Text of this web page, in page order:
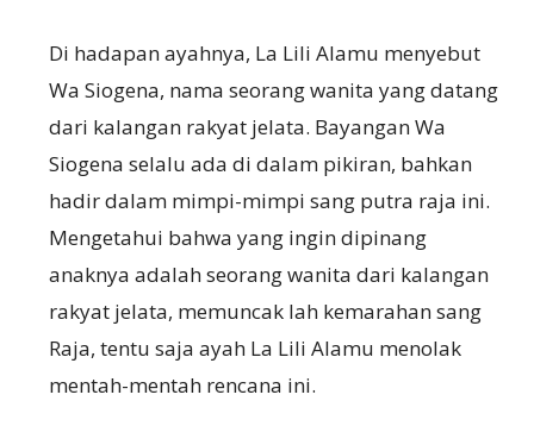
Di hadapan ayahnya, La Lili Alamu menyebut
Wa Siogena, nama seorang wanita yang datang
dari kalangan rakyat jelata. Bayangan Wa
Siogena selalu ada di dalam pikiran, bahkan
hadir dalam mimpi-mimpi sang putra raja ini.
Mengetahui bahwa yang ingin dipinang
anaknya adalah seorang wanita dari kalangan
rakyat jelata, memuncak lah kemarahan sang
Raja, tentu saja ayah La Lili Alamu menolak
mentah-mentah rencana ini.